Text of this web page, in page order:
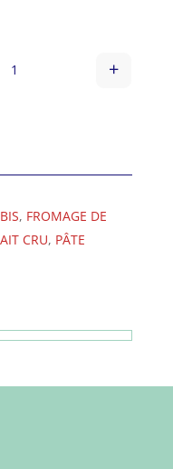
quantité de Box+
, FROMAGE DE
CRU, PÂTE